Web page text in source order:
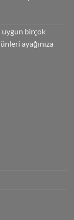
uygun birçok
ayağınıza